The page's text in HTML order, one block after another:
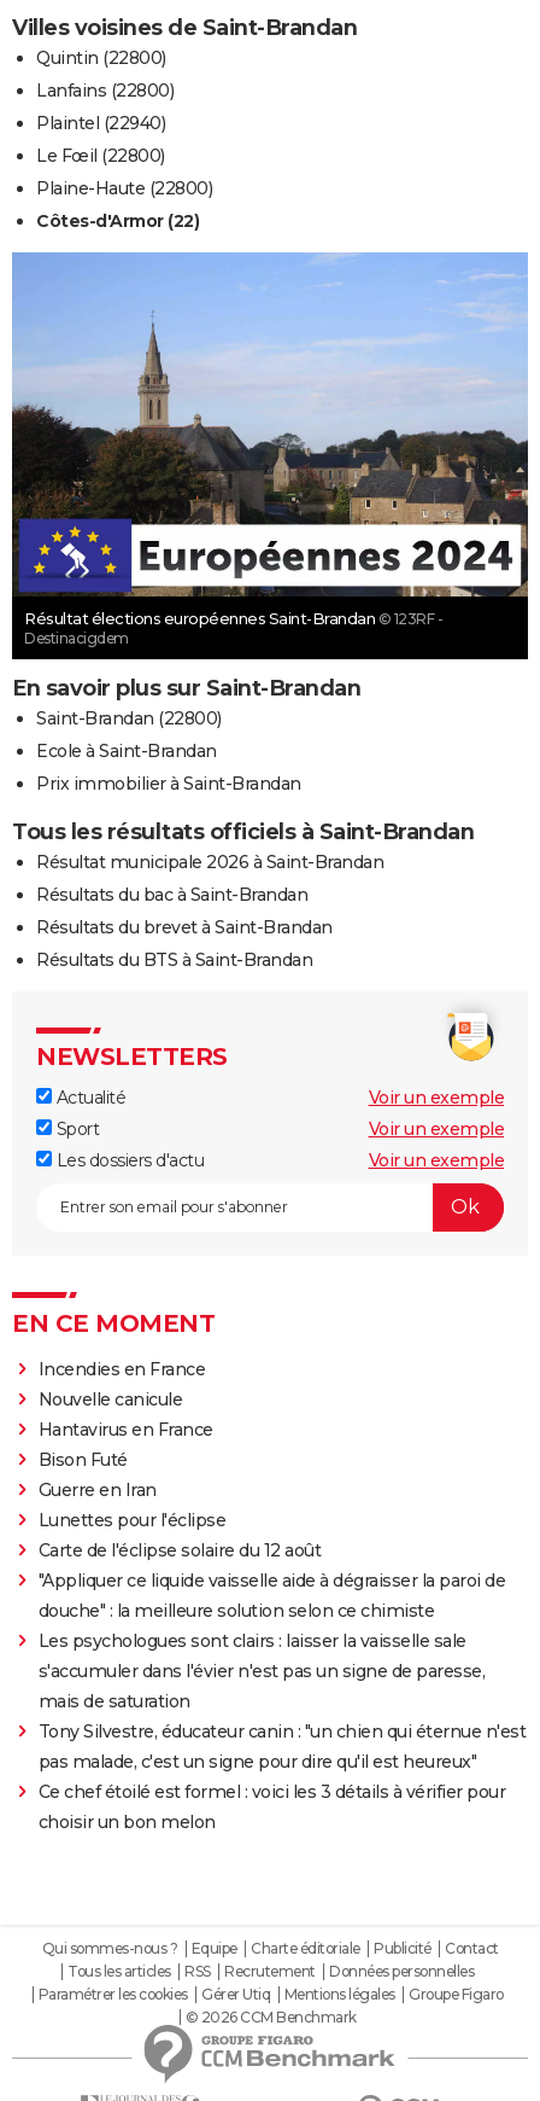
Villes voisines de Saint-Brandan
Quintin (22800)
Lanfains (22800)
Plaintel (22940)
Le Fœil (22800)
Plaine-Haute (22800)
Côtes-d'Armor (22)
Résultat élections européennes Saint-Brandan © 123RF -
Destinacigdem
En savoir plus sur Saint-Brandan
Saint-Brandan (22800)
Ecole à Saint-Brandan
Prix immobilier à Saint-Brandan
Tous les résultats officiels à Saint-Brandan
Résultat municipale 2026 à Saint-Brandan
Résultats du bac à Saint-Brandan
Résultats du brevet à Saint-Brandan
Résultats du BTS à Saint-Brandan
NEWSLETTERS
Actualité
Voir un exemple
Sport
Voir un exemple
Les dossiers d'actu
Voir un exemple
EN CE MOMENT
Incendies en France
Nouvelle canicule
Hantavirus en France
Bison Futé
Guerre en Iran
Lunettes pour l'éclipse
Carte de l'éclipse solaire du 12 août
"Appliquer ce liquide vaisselle aide à dégraisser la paroi de
douche" : la meilleure solution selon ce chimiste
Les psychologues sont clairs : laisser la vaisselle sale
s'accumuler dans l'évier n'est pas un signe de paresse,
mais de saturation
Tony Silvestre, éducateur canin : "un chien qui éternue n'est
pas malade, c'est un signe pour dire qu'il est heureux"
Ce chef étoilé est formel : voici les 3 détails à vérifier pour
choisir un bon melon
Qui sommes-nous ? Equipe Charte éditoriale Publicité
Contact
Tous les articles
RSS Recrutement
Données personnelles
Paramétrer les cookies
Gérer Utiq Mentions légales
Groupe Figaro
© 2026 CCM Benchmark